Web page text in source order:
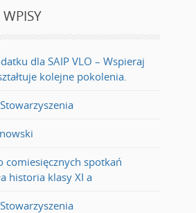
dla SAIP VLO – Wspieraj
kolejne pokolenia.
comiesięcznych spotkań
historia klasy XI a